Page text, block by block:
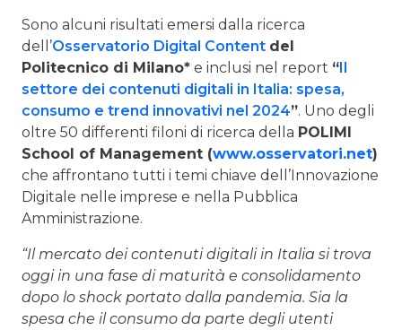
Sono alcuni risultati emersi dalla ricerca
dell’Osservatorio Digital Content del
Politecnico di Milano* e inclusi nel report “Il
settore dei contenuti digitali in Italia: spesa,
consumo e trend innovativi nel 2024”. Uno degli
oltre 50 differenti filoni di ricerca della POLIMI
School of Management (www.osservatori.net)
che affrontano tutti i temi chiave dell’Innovazione
Digitale nelle imprese e nella Pubblica
Amministrazione.
“Il mercato dei contenuti digitali in Italia si trova
oggi in una fase di maturità e consolidamento
dopo lo shock portato dalla pandemia. Sia la
spesa che il consumo da parte degli utenti